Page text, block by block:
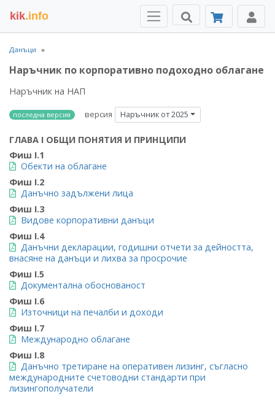
kik.info
Данъци
Наръчник по корпоративно подоходно облагане
Наръчник на НАП
последна версия версия Наръчник от 2025
ГЛАВА I ОБЩИ ПОНЯТИЯ И ПРИНЦИПИ
Фиш I.1
Обекти на облагане
Фиш I.2
Данъчно задължени лица
Фиш I.3
Видове корпоративни данъци
Фиш I.4
Данъчни декларации, годишни отчети за дейността,
внасяне на данъци и лихва за просрочие
Фиш I.5
Документална обоснованост
Фиш I.6
Източници на печалби и доходи
Фиш I.7
Международно облагане
Фиш I.8
Данъчно третиране на оперативен лизинг, съгласно
международните счетоводни стандарти при
лизингополучатели